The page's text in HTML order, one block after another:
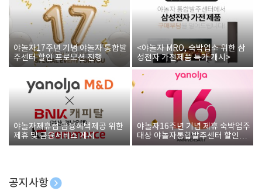
야놀자17주년 기념 야놀자 통합발
주센터 할인 프로모션 진행
<야놀자 MRO, 숙박업소 위한 삼
성전자 가전제품 특가 개시>
야놀자제휴점 금융혜택제공 위한
제휴 및 금융서비스 게시
야놀자16주년 기념 제휴 숙박업주
대상 야놀자통합발주센터 할인쿠
폰 증정
공지사항
[호텔업] 개인정보 처리방침 개정본1 (19.09.02)